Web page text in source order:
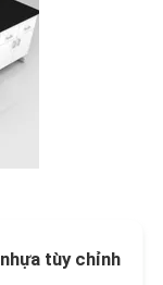
tùy chỉnh